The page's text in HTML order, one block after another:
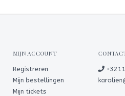
MIJN ACCOUNT
Registreren
Mijn bestellingen
Mijn tickets